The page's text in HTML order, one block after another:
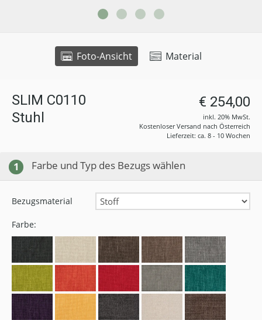
Foto-Ansicht Material
SLIM C0110
Stuhl
€ 254,00
inkl. 20% MwSt.
Kostenloser Versand nach Österreich
Lieferzeit: ca. 8 - 10 Wochen
1 Farbe und Typ des Bezugs wählen
Bezugsmaterial
Farbe: